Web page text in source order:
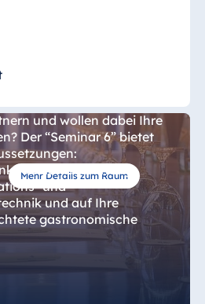
Mehr Details zum Raum
für Meetings
und wollen dabei Ihre
Der “Seminar 6” bietet
Ausstattung,
und
und auf Ihre
gastronomische
eine Fläche von 49
Bestuhlung als “U-